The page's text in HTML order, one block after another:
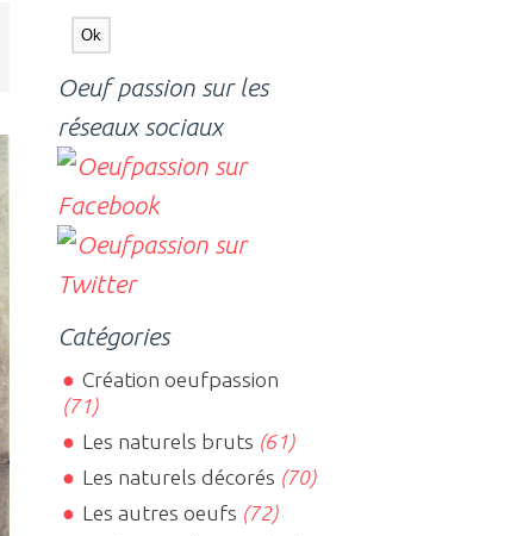
Oeuf passion sur les
réseaux sociaux
Catégories
Création oeufpassion
(71)
Les naturels bruts (61)
Les naturels décorés (70)
Les autres oeufs (72)